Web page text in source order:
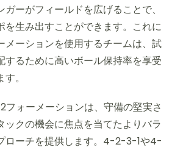
ーがフィールドを広げることで、
を生み出すことができます。これに
メーションを使用するチームは、試
するために高いボール保持率を享受
。
ォーメーションは、守備の堅実さ
ックの機会に焦点を当てたよりバラ
ローチを提供します。4-2-3-1や4-